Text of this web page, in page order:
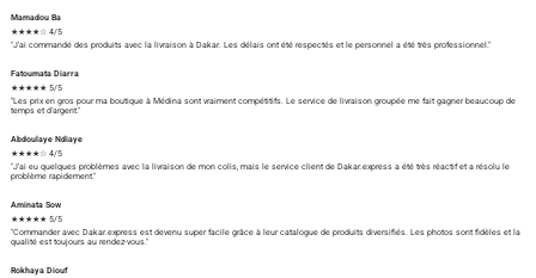
Mamadou Ba
★★★★☆ 4/5
"J'ai commandé des produits avec la livraison à Dakar. Les délais ont été respectés et le personnel a été très professionnel."
Fatoumata Diarra
★★★★★ 5/5
"Les prix en gros pour ma boutique à Médina sont vraiment compétitifs. Le service de livraison groupée me fait gagner beaucoup de
temps et d'argent."
Abdoulaye Ndiaye
★★★★☆ 4/5
"J'ai eu quelques problèmes avec la livraison de mon colis, mais le service client de Dakar.express a été très réactif et a résolu le
problème rapidement."
Aminata Sow
★★★★★ 5/5
"Commander avec Dakar.express est devenu super facile grâce à leur catalogue de produits diversifiés. Les photos sont fidèles et la
qualité est toujours au rendez-vous."
Rokhaya Diouf